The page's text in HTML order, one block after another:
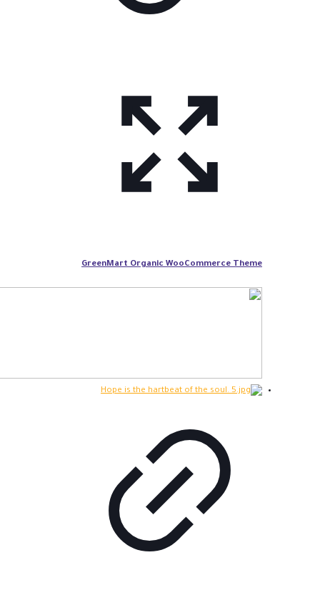
GreenMart Organic WooCommerce Theme